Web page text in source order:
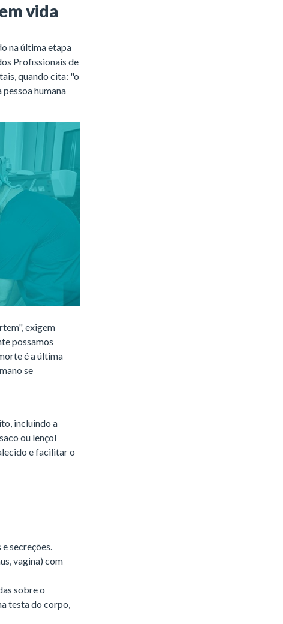
vida
na última etapa
Profissionais de
quando cita: "o
humana
exigem
possamos
é a última
se
incluindo a
ou lençol
e facilitar o
secreções.
vagina) com
sobre o
testa do corpo,